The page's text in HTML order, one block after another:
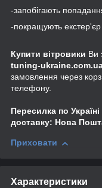
-запобігають
-покращують екстер'єр
Купити вітровики Ви
tuning-
замовлення через
телефону.
Пересилка по
доставку: Нова
Приховати
Характеристики